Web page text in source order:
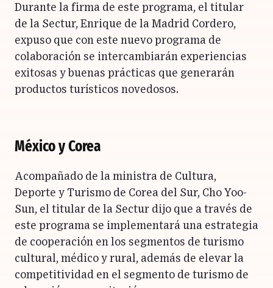
Durante la firma de este programa, el titular
de la Sectur, Enrique de la Madrid Cordero,
expuso que con este nuevo programa de
colaboración se intercambiarán experiencias
exitosas y buenas prácticas que generarán
productos turísticos novedosos.
México y Corea
Acompañado de la ministra de Cultura,
Deporte y Turismo de Corea del Sur, Cho Yoo-
Sun, el titular de la Sectur dijo que a través de
este programa se implementará una estrategia
de cooperación en los segmentos de turismo
cultural, médico y rural, además de elevar la
competitividad en el segmento de turismo de